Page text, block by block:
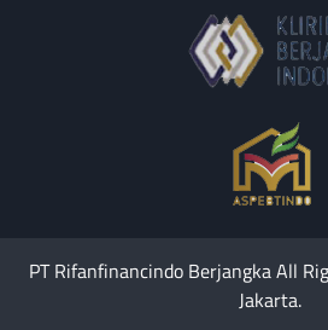
PT Rifanfinancindo Berjangka All
Jakarta.